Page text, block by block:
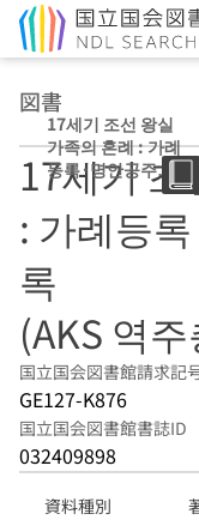
図書
17세기 조선 왕실
가족의 혼례 : 가례
등록·명안공주가
례등록 (AKS 역주
총서 ; 034)
17세기 조
: 가례등
록
(AKS 역
国立国会図書館請求記
GE127-K876
国立国会図書館書誌ID
032409898
資料種別